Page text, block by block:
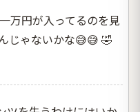
万円が入ってるのを見
じゃないかな😅😅 🤣